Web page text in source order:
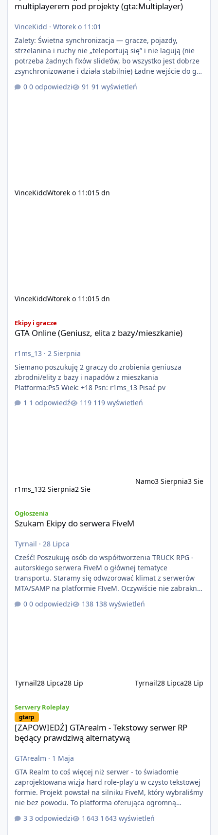
multiplayerem pod projekty (gta:Multiplayer)
VinceKidd · Wtorek o 11:01
Zalety: Świetna synchronizacja — gracze, pojazdy,
strzelanina i ruchy nie „teleportują się” i nie lagują (nie
potrzeba żadnych fixów slide’ów, bo wszystko jest dobrze
zsynchronizowane i działa stabilnie) Ładne wejście do gry
+ solidny antycheat na poziomie multiplayera Wygodne
pisanie własnych modów i skryptów (wsparcie C# / JS /
0 odpowiedzi 91 wyświetleń
VinceKiddWtorek o 11:015 dn
VinceKiddWtorek o 11:015 dn
Ekipy i gracze
GTA Online (Geniusz, elita z bazy/mieszkanie)
r1ms_13 · 2 Sierpnia
Siemano poszukuję 2 graczy do zrobienia geniusza
zbrodni/elity z bazy i napadów z mieszkania
Platforma:Ps5 Wiek: +18 Psn: r1ms_13 Pisać pv
1 odpowiedź
119 wyświetleń
r1ms_132 Sierpnia2 Sie
Namo3 Sierpnia3 Sie
Ogłoszenia
Szukam Ekipy do serwera FiveM
Tyrnail · 28 Lipca
Cześć! Poszukuję osób do współtworzenia TRUCK RPG -
autorskiego serwera FiveM o głównej tematyce
transportu. Staramy się odwzorować klimat z serwerów
MTA/SAMP na platformie FIveM. Oczywiście nie zabraknie
kontentu dla graczy którzy chcą robić coś innego niż
jeździć ciężarówką. Projekt tworzony jest od podstaw z
0 odpowiedzi 138 wyświetleń
Tyrnail28 Lipca28 Lip Tyrnail28 Lipca28 Lip
Serwery Roleplay
gtarp
[ZAPOWIEDŹ] GTArealm - Tekstowy serwer RP
będący prawdziwą alternatywą
GTArealm · 1 Maja
GTA Realm to coś więcej niż serwer - to świadomie
zaprojektowana wizja hard role-play’u w czysto tekstowej
formie. Projekt powstał na silniku FiveM, który wybraliśmy
nie bez powodu. To platforma oferująca ogromną
elastyczność i znacznie szybszy rozwój systemów niż w
przypadku innych rozwiązań. Usprawniona
3 odpowiedzi 1 643 wyświetleń